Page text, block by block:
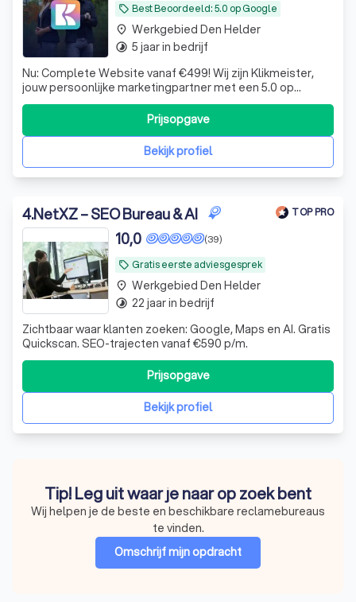
local_offer Best Beoordeeld: 5.0 op Google
Nu: Complete Website vanaf €499! Wij zijn Klikmeister,
jouw persoonlijke marketingpartner met een 5.0 op
Google Reviews. Wij zetten jouw bedrijf op de kaart.
Bekijk profiel
Prijsopgave
place Werkgebied Den Helder
timelapse 5 jaar in bedrijf
4.NetXZ – SEO Bureau & AI TOP PRO
local_offer Gratis eerste adviesgesprek
(39)
10,0
Zichtbaar waar klanten zoeken: Google, Maps en AI. Gratis
Quickscan. SEO-trajecten vanaf €590 p/m.
Bekijk profiel
Prijsopgave
place Werkgebied Den Helder
timelapse 22 jaar in bedrijf
Tip! Leg uit waar je naar op zoek bent
Wij helpen je de beste en beschikbare reclamebureaus
te vinden.
Omschrijf mijn opdracht